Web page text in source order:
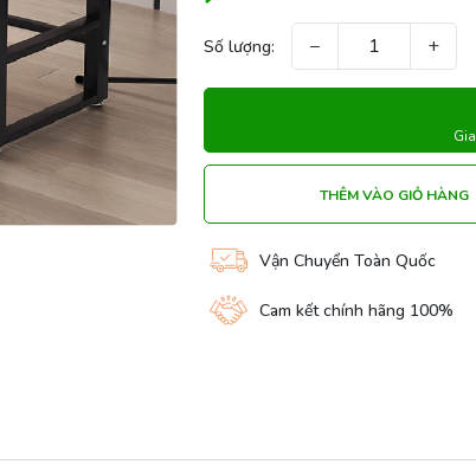
Số lượng: − +
THÊM VÀO GIỎ HÀNG
Vận Chuyển Toàn Quốc
Cam kết chính hãng 100%